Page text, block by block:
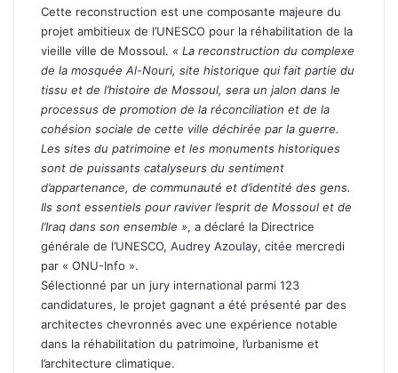
Cette reconstruction est une composante majeure du
projet ambitieux de l’UNESCO pour la réhabilitation de la
vieille ville de Mossoul. « La reconstruction du complexe
de la mosquée Al-Nouri, site historique qui fait partie du
tissu et de l’histoire de Mossoul, sera un jalon dans le
processus de promotion de la réconciliation et de la
cohésion sociale de cette ville déchirée par la guerre.
Les sites du patrimoine et les monuments historiques
sont de puissants catalyseurs du sentiment
d’appartenance, de communauté et d’identité des gens.
Ils sont essentiels pour raviver l’esprit de Mossoul et de
l’Iraq dans son ensemble », a déclaré la Directrice
générale de l’UNESCO, Audrey Azoulay, citée mercredi
par « ONU-Info ».
Sélectionné par un jury international parmi 123
candidatures, le projet gagnant a été présenté par des
architectes chevronnés avec une expérience notable
dans la réhabilitation du patrimoine, l’urbanisme et
l’architecture climatique.